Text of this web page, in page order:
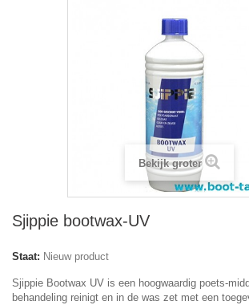
Bekijk groter
Sjippie bootwax-UV
Staat: Nieuw product
Sjippie Bootwax UV is een hoogwaardig poets-
behandeling reinigt en in de was zet met een